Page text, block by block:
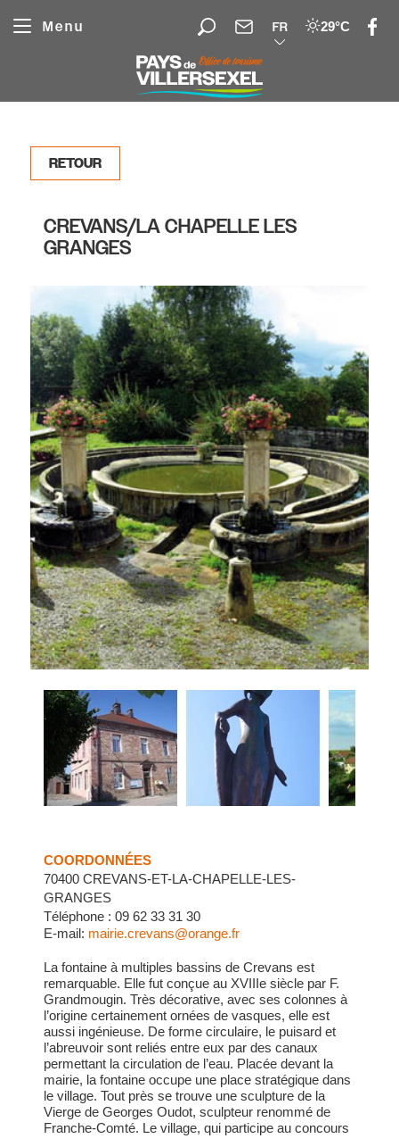
Menu FR 29°C
RETOUR
CREVANS/LA CHAPELLE LES
GRANGES
COORDONNÉES
70400 CREVANS-ET-LA-CHAPELLE-LES-
GRANGES
Téléphone : 09 62 33 31 30
E-mail: mairie.crevans@orange.fr
La fontaine à multiples bassins de Crevans est
remarquable. Elle fut conçue au XVIIIe siècle par F.
Grandmougin. Très décorative, avec ses colonnes à
l’origine certainement ornées de vasques, elle est
aussi ingénieuse. De forme circulaire, le puisard et
l’abreuvoir sont reliés entre eux par des canaux
permettant la circulation de l’eau. Placée devant la
mairie, la fontaine occupe une place stratégique dans
le village. Tout près se trouve une sculpture de la
Vierge de Georges Oudot, sculpteur renommé de
Franche-Comté. Le village, qui participe au concours